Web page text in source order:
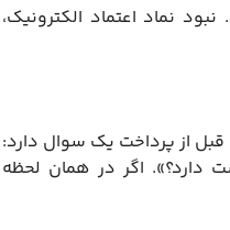
نماد اعتماد الکترونیک،
از پرداخت یک سوال دارد:
دارد؟». اگر در همان لحظه